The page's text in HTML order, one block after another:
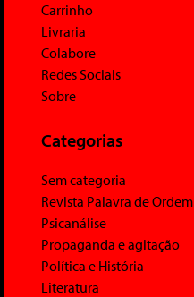
Carrinho
Livraria
Colabore
Redes Sociais
Sobre
Categorias
Sem categoria
Revista Palavra de Ordem
Psicanálise
Propaganda e agitação
Política e História
Literatura